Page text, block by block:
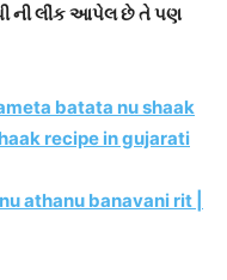
ની લીંક આપેલ છે તે પણ
batata nu shaak
recipe in gujarati
athanu banavani rit |